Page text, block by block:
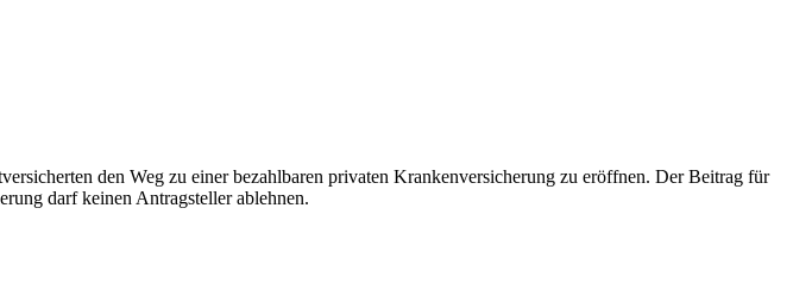
den Weg zu einer bezahlbaren privaten Krankenversicherung zu eröffnen. Der Beitrag für
darf keinen Antragsteller ablehnen.